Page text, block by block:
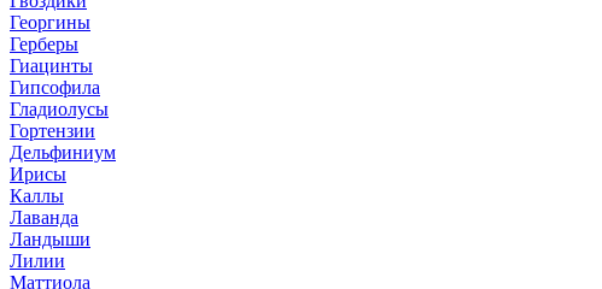
Георгины
Герберы
Гиацинты
Гипсофила
Гладиолусы
Гортензии
Дельфиниум
Ирисы
Каллы
Лаванда
Ландыши
Лилии
Маттиола